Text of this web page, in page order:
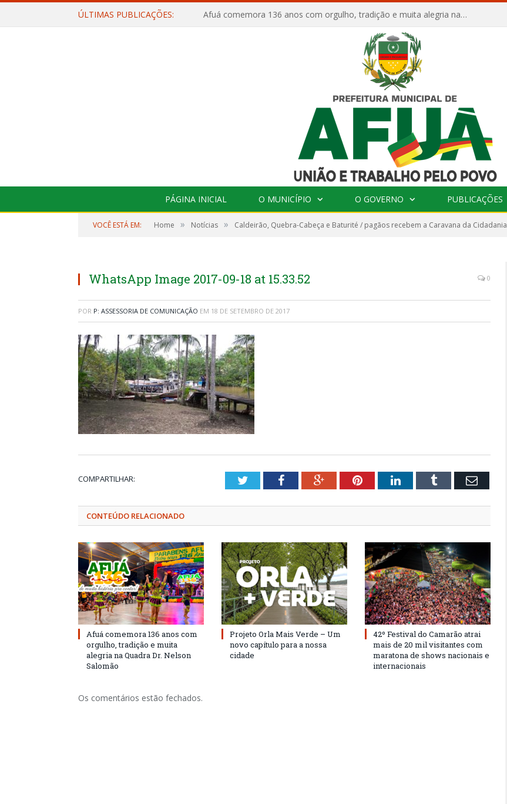
ÚLTIMAS PUBLICAÇÕES: Afuá comemora 136 anos com orgulho, tradição e muita alegria na Quadra Dr. Nelson Salomão
PÁGINA INICIAL O MUNICÍPIO O GOVERNO PUBLICAÇÕES
VOCÊ ESTÁ EM: Home » Notícias » Caldeirão, Quebra-Cabeça e Baturité / pagãos recebem a Caravana da Cidadania
WhatsApp Image 2017-09-18 at 15.33.52 0
POR P: ASSESSORIA DE COMUNICAÇÃO EM 18 DE SETEMBRO DE 2017
COMPARTILHAR: TwitterFacebookGoogle+PinterestLinkedInTumblr Email
CONTEÚDO RELACIONADO
Afuá comemora 136 anos com
orgulho, tradição e muita
alegria na Quadra Dr. Nelson
Salomão
Projeto Orla Mais Verde – Um
novo capítulo para a nossa
cidade
42º Festival do Camarão atrai
mais de 20 mil visitantes com
maratona de shows nacionais e
internacionais
Os comentários estão fechados.